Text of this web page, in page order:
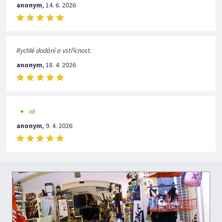
anonym,14. 6. 2026
Rychlé dodání a vstřícnost.
anonym,18. 4. 2026
ok
anonym,9. 4. 2026